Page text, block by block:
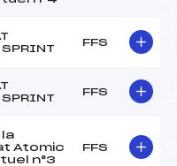
SPRINT
FFS
SPRINT
FFS
la
Atomic
n°3
FFS